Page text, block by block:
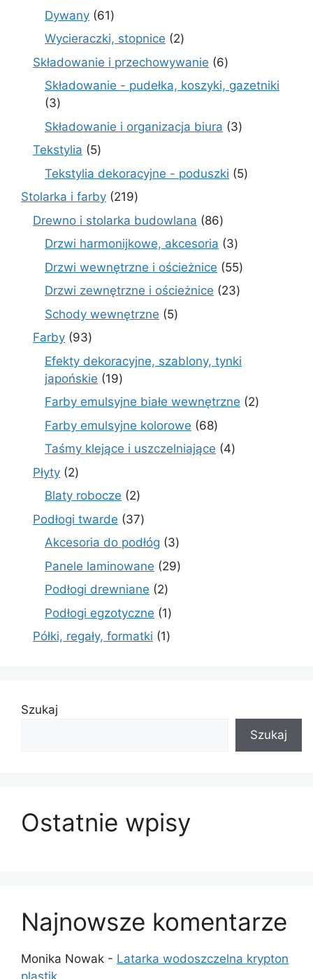
produkty
Dywany 6161
produktów
Wycieraczki, stopnice 22
produkty
Składowanie i przechowywanie 66
produktów
Składowanie - pudełka, koszyki, gazetniki
33
produkty
Składowanie i organizacja biura 33
Tekstylia 55
produktów
Tekstylia dekoracyjne - poduszki 55
Stolarka i farby 219219
produktów
Drewno i stolarka budowlana 8686
produktów
Drzwi harmonijkowe, akcesoria 33
produkty
Drzwi wewnętrzne i ościeżnice 5555
produktów
Drzwi zewnętrzne i ościeżnice 2323
Schody wewnętrzne 55
Farby 9393
produkty
Efekty dekoracyjne, szablony, tynki
japońskie
1919
produktów
Farby emulsyjne białe wewnętrzne 22
Farby emulsyjne kolorowe 6868
produktów
Taśmy klejące i uszczelniające 44
Płyty 22
produkty
Blaty robocze 22
produkty
Podłogi twarde 3737
produktów
Akcesoria do podłóg 33
produkty
Panele laminowane 2929
Podłogi drewniane 22
produkty
Podłogi egzotyczne 11
produkt
Półki, regały, formatki 11
Szukaj
Szukaj
Ostatnie wpisy
Najnowsze komentarze
Monika Nowak - Latarka wodoszczelna krypton